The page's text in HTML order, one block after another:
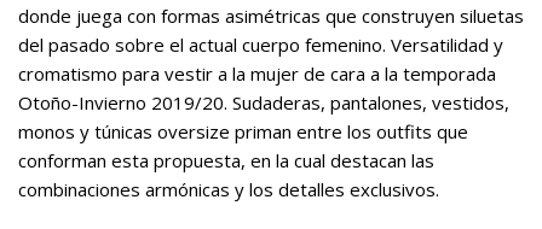
donde juega con formas asimétricas que construyen siluetas
del pasado sobre el actual cuerpo femenino. Versatilidad y
cromatismo para vestir a la mujer de cara a la temporada
Otoño-Invierno 2019/20. Sudaderas, pantalones, vestidos,
monos y túnicas oversize priman entre los outfits que
conforman esta propuesta, en la cual destacan las
combinaciones armónicas y los detalles exclusivos.